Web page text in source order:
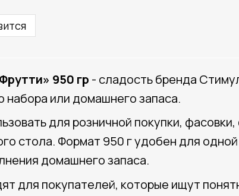
950 гр - сладость бренда
набора или домашнего запаса.
для розничной покупки,
стола. Формат 950 г удобен для
домашнего запаса.
для покупателей, которые ищут